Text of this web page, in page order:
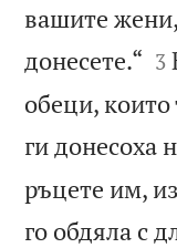
вашите
донесете.“ 
3
обеци, които
ги донесоха
ръцете им,
го обдяла с